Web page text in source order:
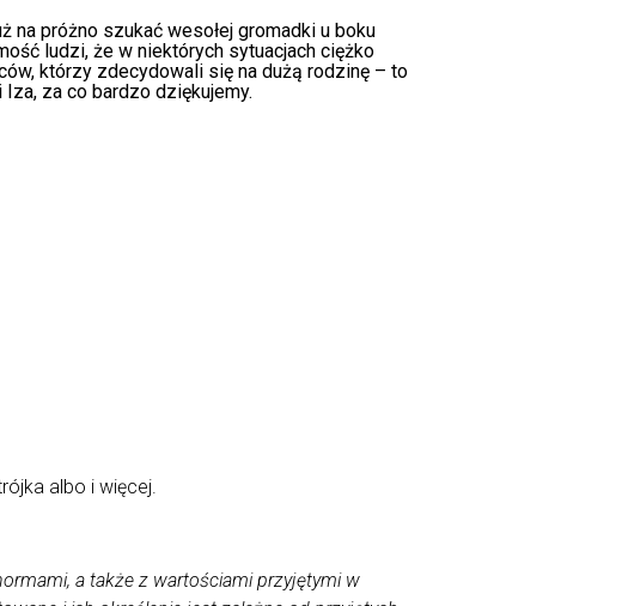
próżno szukać wesołej gromadki u boku
ludzi, że w niektórych sytuacjach ciężko
którzy zdecydowali się na dużą rodzinę – to
za co bardzo dziękujemy.
albo i więcej.
a także z wartościami przyjętymi w